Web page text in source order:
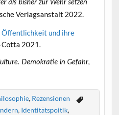
als bisher zur Wehr setzen
Verlagsanstalt 2022.
Öffentlichkeit und ihre
2021.
Demokratie in Gefahr,
, Rezensionen
, Identitätspoitik,